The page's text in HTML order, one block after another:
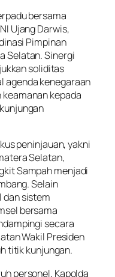
bersama
Ujang Darwis,
Pimpinan
Selatan. Sinergi
soliditas
agenda kenegaraan
kepada
peninjauan, yakni
Selatan,
Sampah menjadi
Selain
dan sistem
bersama
secara
Wakil Presiden
titik kunjungan.
personel, Kapolda